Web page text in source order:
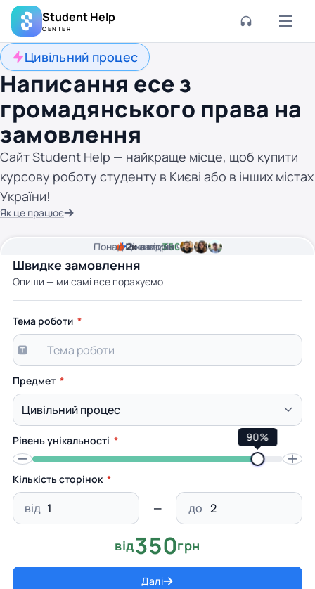
Student Help
CENTER
Цивільний процес
Написання есе з
громадянського права на
замовлення
Сайт Student Help — найкраще місце, щоб купити
курсову роботу студенту в Києві або в інших містах
України!
Як це працює
Швидке замовлення
Опиши — ми самі все порахуємо
2хвилини часу
Ціна від350 грн
Понад2кавторів
Тема роботи
Предмет
Рівень унікальності 90%
Кількість сторінок
від до
від350грн
Далі